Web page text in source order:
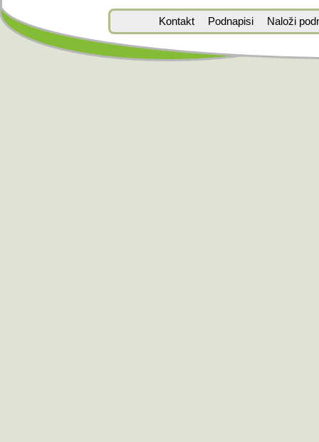
Kontakt Podnapisi Naloži